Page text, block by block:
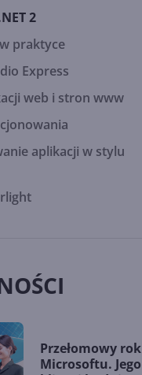
2
praktyce
Express
web i stron www
aplikacji w stylu
Przełomowy rok
Microsoftu. Jego